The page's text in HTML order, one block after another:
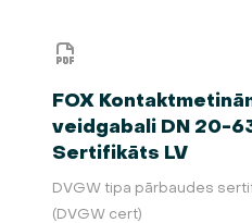
FOX
veidgabali DN 20-
Sertifikāts LV
DVGW tipa pārbaudes
(DVGW cert)